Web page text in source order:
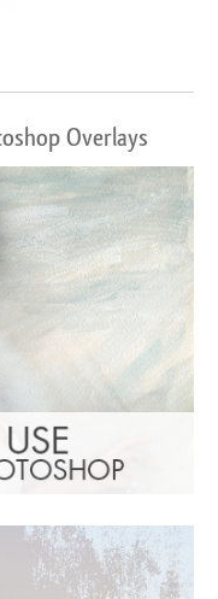
Overlays